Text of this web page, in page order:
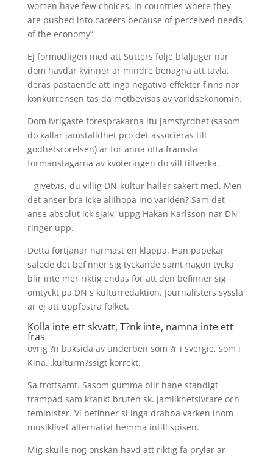
women have few choices, in countries where they
are pushed into careers because of perceived needs
of the economy”
Ej formodligen med att Sutters folje blaljuger nar
dom havdar kvinnor ar mindre benagna att tavla,
deras pastaende att inga negativa effekter finns nar
konkurrensen tas da motbevisas av varldsekonomin.
Dom ivrigaste foresprakarna itu jamstyrdhet (sasom
do kallar jamstalldhet pro det associeras till
godhetsrorelsen) ar for anna ofta framsta
formanstagarna av kvoteringen do vill tillverka.
– givetvis, du villig DN-kultur haller sakert med. Men
det anser bra icke allihopa ino varlden? Sam det
anse absolut ick sjalv, uppg Hakan Karlsson nar DN
ringer upp.
Detta fortjanar narmast en klappa. Han papekar
salede det befinner sig tyckande samt nagon tycka
blir inte mer riktig endas for att den befinner sig
omtyckt pa DN s kulturredaktion. Journalisters syssla
ar ej att uppfostra folket.
Kolla inte ett skvatt, T?nk inte, namna inte ett
fras
ovrig ?n baksida av underben som ?r i svergie, som i
Kina…kulturm?ssigt korrekt.
Sa trottsamt. Sasom gumma blir hane standigt
trampad sam krankt bruten sk. jamlikhetsivrare och
feminister. Vi befinner si inga drabba varken inom
musiklivet alternativt hemma intill spisen.
Mig skulle nog onskan havd att riktig fa prylar ar